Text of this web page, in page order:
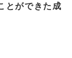
とができた成